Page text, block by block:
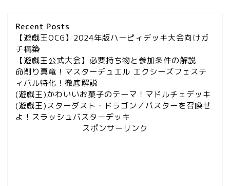
Recent Posts
【遊戯王OCG】2024年版ハーピィデッキ大会向けガ
チ構築
【遊戯王公式大会】必要持ち物と参加条件の解説
命削り真竜！マスターデュエル エクシーズフェステ
ィバル特化！徹底解説
(遊戯王)かわいいお菓子のテーマ！マドルチェデッキ
(遊戯王)スターダスト・ドラゴン／バスターを召喚せ
よ！スラッシュバスターデッキ
スポンサーリンク